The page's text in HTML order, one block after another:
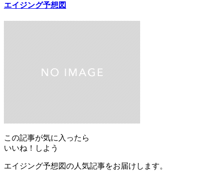
エイジング予想図
この記事が気に入ったら
いいね！しよう
エイジング予想図の人気記事をお届けします。